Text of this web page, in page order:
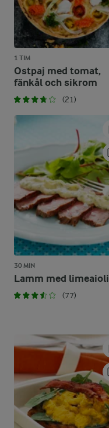
1 TIM
Ostpaj med tomat,
fänkål och sikrom
(21)
30 MIN
Lamm med limeaioli
(77)